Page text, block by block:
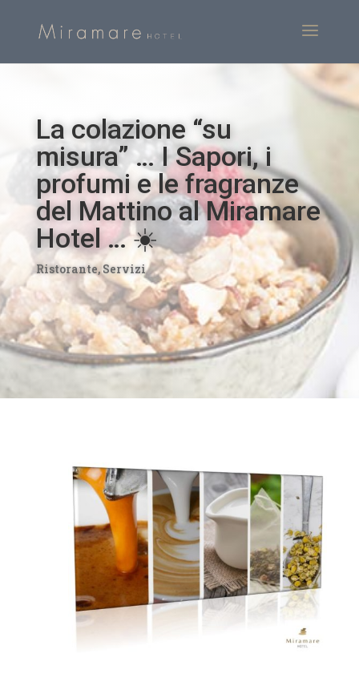
La colazione “su
misura” … I Sapori, i
profumi e le fragranze
del Mattino al Miramare
Hotel … ☀️
Ristorante,Servizi